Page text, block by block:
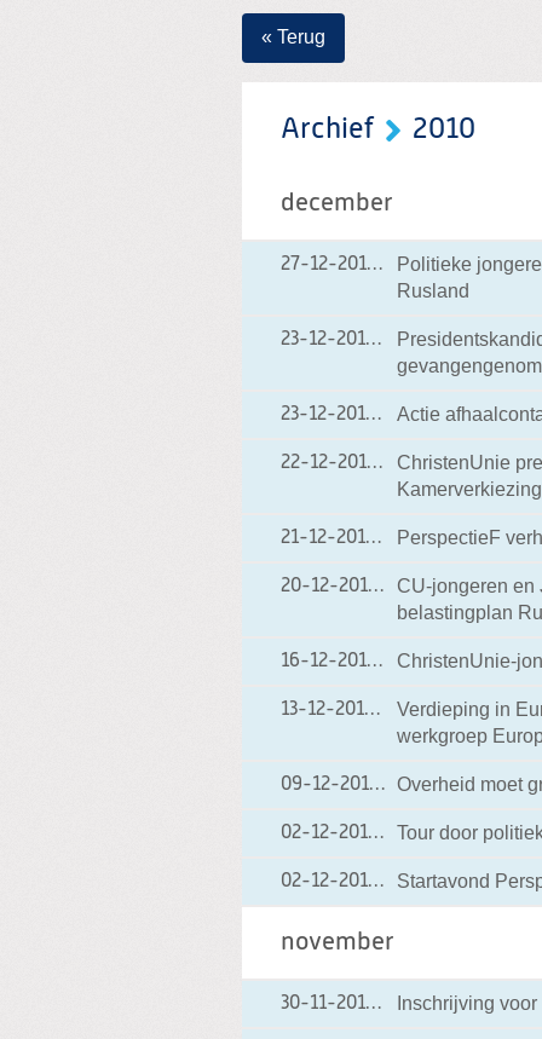
« Terug
Archief 2010
december
27-12-201027-12-2010 15:53
Politieke
Rusland
23-12-201023-12-2010 21:33
23-12-201023-12-2010 14:41
Actie
22-12-201022-12-2010 18:06
ChristenUnie
21-12-201021-12-2010 15:01
PerspectieF
20-12-201020-12-2010 10:20
CU-jongeren en
belastingplan
16-12-201016-12-2010 19:40
ChristenUnie-
13-12-201013-12-2010 19:29
Verdieping in
werkgroep
09-12-201009-12-2010 21:27
Overheid moet
02-12-201002-12-2010 21:30
Tour door
02-12-201002-12-2010 21:29
Startavond
november
30-11-201030-11-2010 06:54
Inschrijving